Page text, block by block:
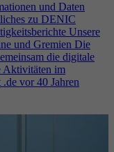
und Daten
zu DENIC
Unsere
und Gremien Die
die digitale
Aktivitäten im
vor 40 Jahren